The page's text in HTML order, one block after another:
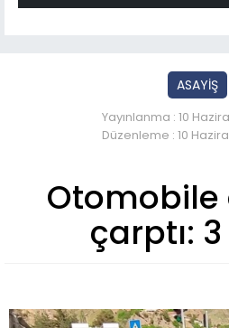
ASAYİŞ
Yayınlanma : 10
Düzenleme : 10
çarptı: